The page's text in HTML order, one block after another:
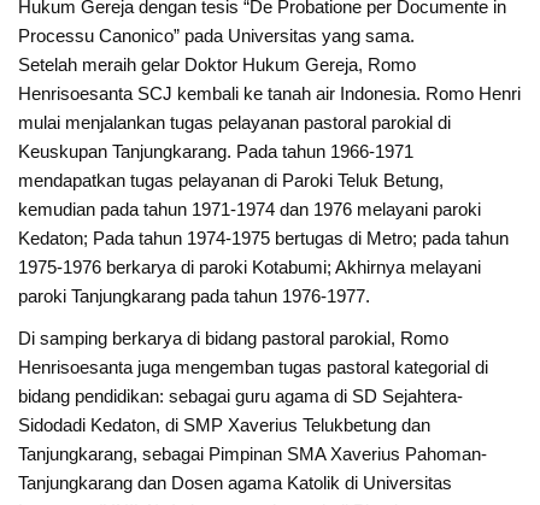
Hukum Gereja dengan tesis “De Probatione per Documente in
Processu Canonico” pada Universitas yang sama.
Setelah meraih gelar Doktor Hukum Gereja, Romo
Henrisoesanta SCJ kembali ke tanah air Indonesia. Romo Henri
mulai menjalankan tugas pelayanan pastoral parokial di
Keuskupan Tanjungkarang. Pada tahun 1966-1971
mendapatkan tugas pelayanan di Paroki Teluk Betung,
kemudian pada tahun 1971-1974 dan 1976 melayani paroki
Kedaton; Pada tahun 1974-1975 bertugas di Metro; pada tahun
1975-1976 berkarya di paroki Kotabumi; Akhirnya melayani
paroki Tanjungkarang pada tahun 1976-1977.
Di samping berkarya di bidang pastoral parokial, Romo
Henrisoesanta juga mengemban tugas pastoral kategorial di
bidang pendidikan: sebagai guru agama di SD Sejahtera-
Sidodadi Kedaton, di SMP Xaverius Telukbetung dan
Tanjungkarang, sebagai Pimpinan SMA Xaverius Pahoman-
Tanjungkarang dan Dosen agama Katolik di Universitas